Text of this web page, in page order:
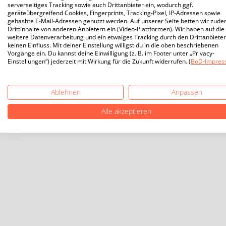
serverseitiges Tracking sowie auch Drittanbieter ein, wodurch ggf.
geräteübergreifend Cookies, Fingerprints, Tracking-Pixel, IP-Adressen sowie
gehashte E-Mail-Adressen genutzt werden. Auf unserer Seite betten wir
Drittinhalte von anderen Anbietern ein (Video-Plattformen). Wir haben auf die
weitere Datenverarbeitung und ein etwaiges Tracking durch den Drittanbieter
keinen Einfluss. Mit deiner Einstellung willigst du in die oben beschriebenen
Vorgänge ein. Du kannst deine Einwilligung (z. B. im Footer unter „Privacy-
Einstellungen“) jederzeit mit Wirkung für die Zukunft widerrufen. (BoD-
Ablehnen
Anpassen
Alle akzeptieren